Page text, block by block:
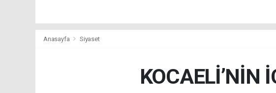
Anasayfa Siyaset
KOCAELİ’NİN